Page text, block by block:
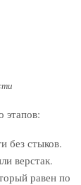
этапов:
без стыков.
верстак.
равен по